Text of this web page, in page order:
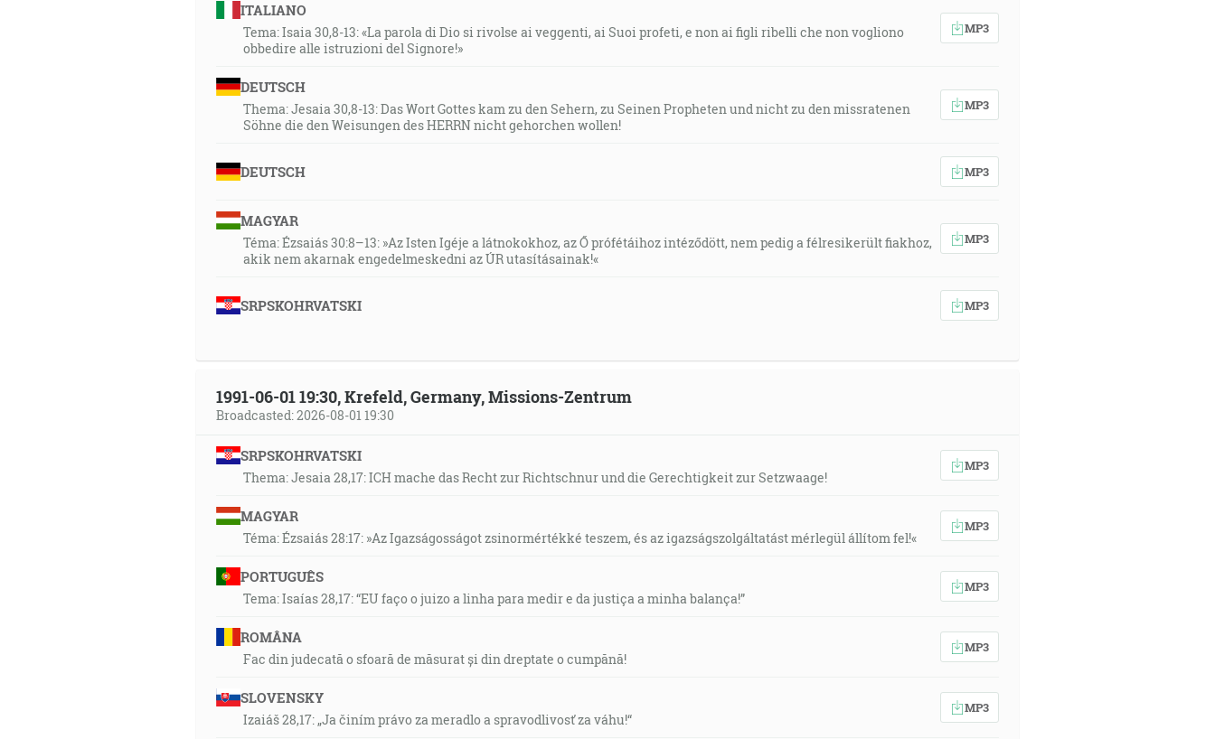
ITALIANO
Tema: Isaia 30,8-13: «La parola di Dio si rivolse ai veggenti, ai Suoi profeti, e non ai figli ribelli che non vogliono
obbedire alle istruzioni del Signore!»
MP3
DEUTSCH
Thema: Jesaia 30,8-13: Das Wort Gottes kam zu den Sehern, zu Seinen Propheten und nicht zu den missratenen
Söhne die den Weisungen des HERRN nicht gehorchen wollen!
MP3
DEUTSCH MP3
MAGYAR
Téma: Ézsaiás 30:8–13: »Az Isten Igéje a látnokokhoz, az Ő prófétáihoz intéződött, nem pedig a félresikerült fiakhoz,
akik nem akarnak engedelmeskedni az ÚR utasításainak!«
MP3
SRPSKOHRVATSKI MP3
1991-06-01 19:30, Krefeld, Germany, Missions-Zentrum
Broadcasted: 2026-08-01 19:30
SRPSKOHRVATSKI
Thema: Jesaia 28,17: ICH mache das Recht zur Richtschnur und die Gerechtigkeit zur Setzwaage!
MP3
MAGYAR
Téma: Ézsaiás 28:17: »Az Igazságosságot zsinormértékké teszem, és az igazságszolgáltatást mérlegül állítom fel!«
MP3
PORTUGUÊS
Tema: Isaías 28,17: “EU faço o juizo a linha para medir e da justiça a minha balança!”
MP3
ROMÂNA
Fac din judecată o sfoară de măsurat și din dreptate o cumpănă!
MP3
SLOVENSKY
Izaiáš 28,17: „Ja činím právo za meradlo a spravodlivosť za váhu!“
MP3